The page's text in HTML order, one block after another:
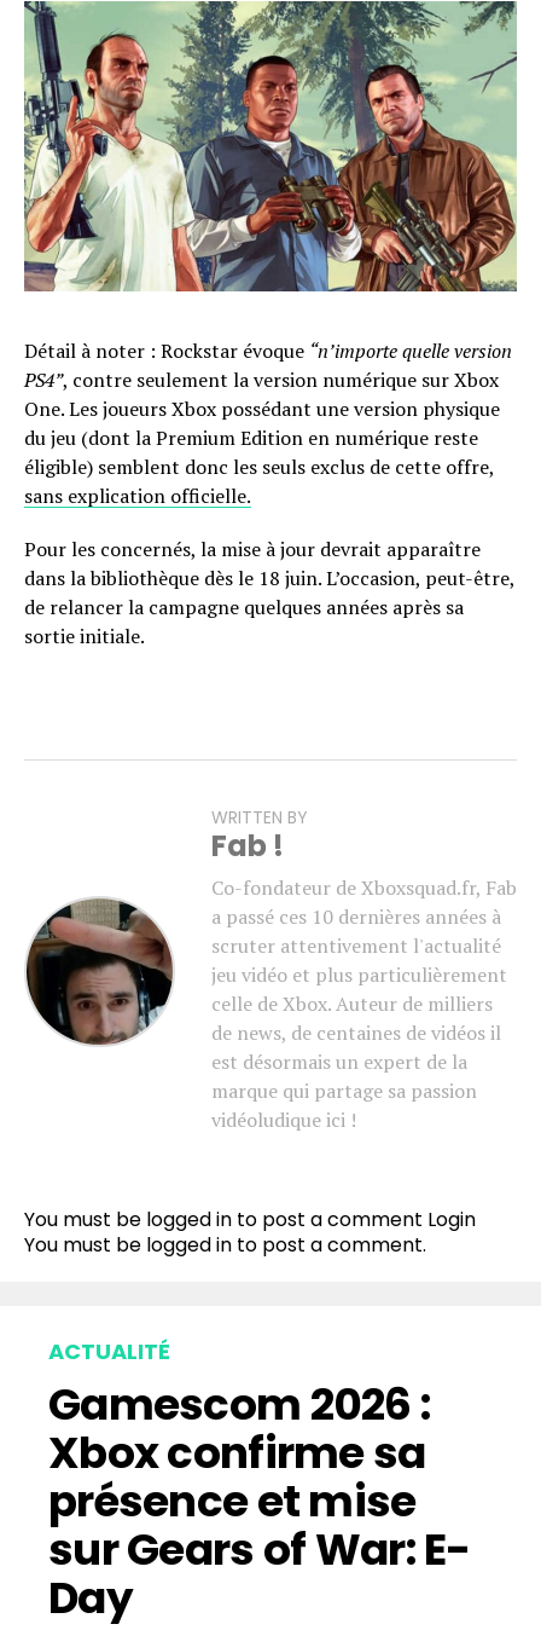
Détail à noter : Rockstar évoque “n’importe quelle version
PS4”, contre seulement la version numérique sur Xbox
One. Les joueurs Xbox possédant une version physique
du jeu (dont la Premium Edition en numérique reste
éligible) semblent donc les seuls exclus de cette offre,
sans explication officielle.
Pour les concernés, la mise à jour devrait apparaître
dans la bibliothèque dès le 18 juin. L’occasion, peut-être,
de relancer la campagne quelques années après sa
sortie initiale.
WRITTEN BY
Fab !
Co-fondateur de Xboxsquad.fr, Fab
a passé ces 10 dernières années à
scruter attentivement l'actualité
jeu vidéo et plus particulièrement
celle de Xbox. Auteur de milliers
de news, de centaines de vidéos il
est désormais un expert de la
marque qui partage sa passion
vidéoludique ici !
You must be logged in to post a comment Login
You must be logged in to post a comment.
ACTUALITÉ
Gamescom 2026 :
Xbox confirme sa
présence et mise
sur Gears of War: E-
Day